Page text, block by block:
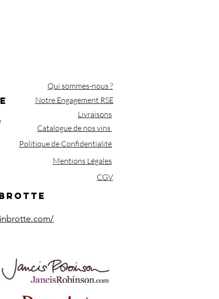
Qui sommes-nous ?
Notre Engagement RSE
Livraisons
Catalogue de nos vins
Politique de Confidentialité
Mentions Légales
CGV